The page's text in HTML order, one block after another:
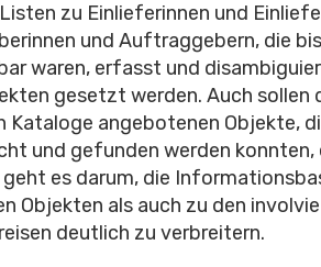
zu Einlieferinnen und
und Auftraggebern, die
waren, erfasst und
gesetzt werden. Auch sollen
Kataloge angebotenen Objekte,
und gefunden werden
es darum, die
Objekten als auch zu den
deutlich zu verbreitern.